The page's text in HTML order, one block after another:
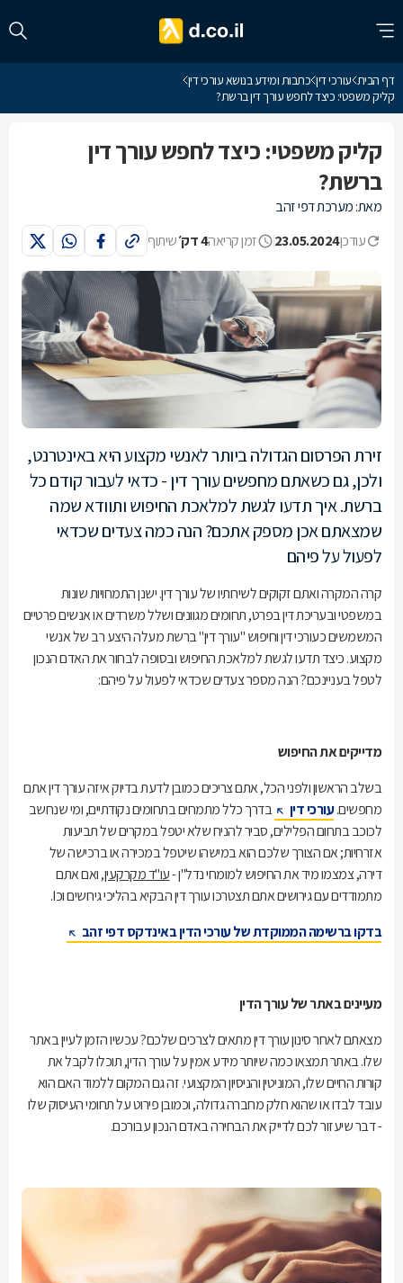
דף הבית עורכי דין כתבות ומידע בנושא עורכי דין
קליק משפטי: כיצד לחפש עורך דין ברשת?
קליק משפטי: כיצד לחפש עורך דין
ברשת?
מאת: מערכת דפי זהב
עודכן23.05.2024 זמן קריאה4 דק׳ שיתוף
זירת הפרסום הגדולה ביותר לאנשי מקצוע היא באינטרנט,
ולכן, גם כשאתם מחפשים עורך דין - כדאי לעבור קודם כל
ברשת. איך תדעו לגשת למלאכת החיפוש ותוודא שמה
שמצאתם אכן מספק אתכם? הנה כמה צעדים שכדאי
לפעול על פיהם
קרה המקרה ואתם זקוקים לשירותיו של עורך דין. ישנן התמחויות שונות
במשפטי ובעריכת דין בפרט, תחומים מגוונים ושלל משרדים או אנשים פרטיים
המשמשים כעורכי דין וחיפוש "עורך דין" ברשת מעלה היצע רב של אנשי
מקצוע. כיצד תדעו לגשת למלאכת החיפוש ובסופה לבחור את האדם הנכון
לטפל בעניינכם? הנה מספר צעדים שכדאי לפעול על פיהם:
מדייקים את החיפוש
בשלב הראשון ולפני הכל, אתם צריכים כמובן לדעת בדיוק איזה עורך דין אתם
מחפשים.עורכי דין
בדרך כלל מתמחים בתחומים נקודתיים, ומי שנחשב
לכוכב בתחום הפלילים, סביר להניח שלא יטפל במקרים של תביעות
אזרחיות; אם הצורך שלכם הוא במישהו שיטפל במכירה או ברכישה של
דירה, צמצמו מיד את החיפוש למומחי נדל"ן -עו"ד מקרקעין,ואם אתם
מתמודדים עם גירושים אתם תצטרכו עורך דין הבקיא בהליכי גירושים וכו'.
בדקו ברשימה הממוקדת של עורכי הדין באינדקס דפי זהב
מעיינים באתר של עורך הדין
מצאתם לאחר סינון עורך דין מתאים לצרכים שלכם? עכשיו הזמן לעיין באתר
שלו. באתר תמצאו כמה שיותר מידע אמין על עורך הדין, תוכלו לקבל את
קורות החיים שלו, המוניטין והניסיון המקצועי. זה גם המקום ללמוד האם הוא
עובד לבדו או שהוא חלק מחברה גדולה, וכמובן פירוט על תחומי העיסוק שלו
- דבר שיעזור לכם לדייק את הבחירה באדם הנכון עבורכם.